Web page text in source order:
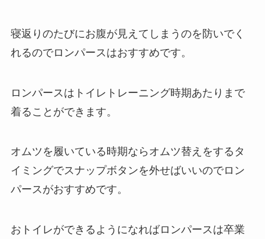
寝返りのたびにお腹が見えてしまうのを防いでく
れるのでロンパースはおすすめです。
ロンパースはトイレトレーニング時期あたりまで
着ることができます。
オムツを履いている時期ならオムツ替えをするタ
イミングでスナップボタンを外せばいいのでロン
パースがおすすめです。
おトイレができるようになればロンパースは卒業